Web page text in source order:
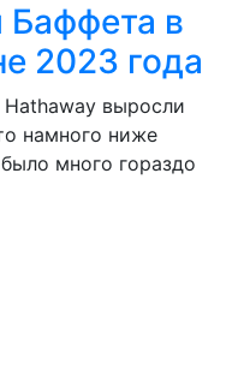
Баффета в
2023 года
выросли
намного ниже
много гораздо